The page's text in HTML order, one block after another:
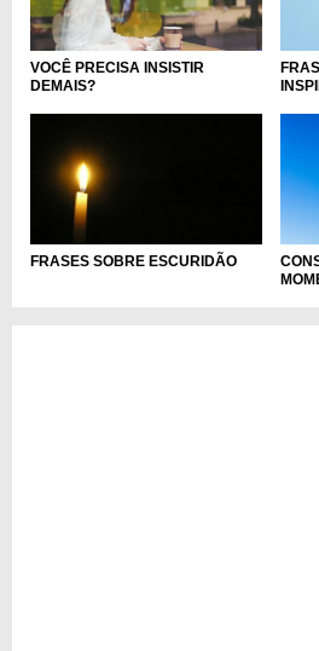
VOCÊ PRECISA INSISTIR
DEMAIS?
FRASES SOBRE ESCURIDÃO